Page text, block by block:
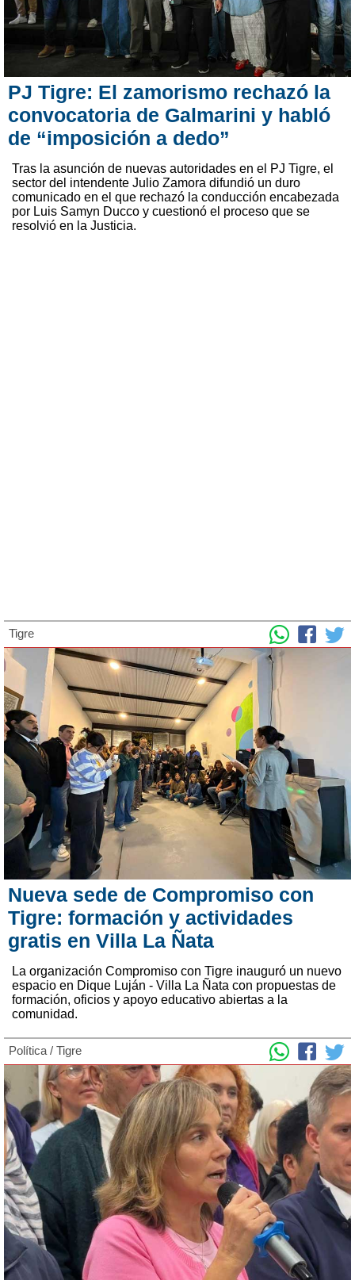
PJ Tigre: El zamorismo rechazó la
convocatoria de Galmarini y habló
de “imposición a dedo”
Tras la asunción de nuevas autoridades en el PJ Tigre, el
sector del intendente Julio Zamora difundió un duro
comunicado en el que rechazó la conducción encabezada
por Luis Samyn Ducco y cuestionó el proceso que se
resolvió en la Justicia.
Tigre
Nueva sede de Compromiso con
Tigre: formación y actividades
gratis en Villa La Ñata
La organización Compromiso con Tigre inauguró un nuevo
espacio en Dique Luján - Villa La Ñata con propuestas de
formación, oficios y apoyo educativo abiertas a la
comunidad.
Política / Tigre